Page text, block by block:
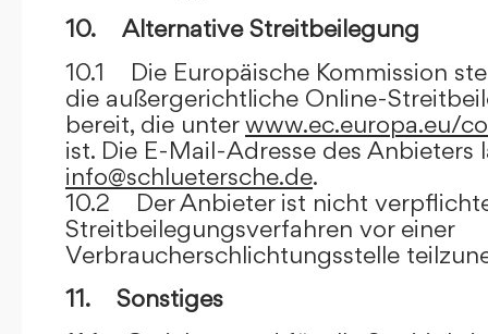
10. Alternative Streitbeilegung
10.1 Die Europäische Kommission
die außergerichtliche Online-
bereit, die unterwww.ec.europa.eu/
ist. Die E-Mail-Adresse des Anbieters
info@schluetersche.de.
10.2 Der Anbieter ist nicht
Streitbeilegungsverfahren vor einer
Verbraucherschlichtungsstelle
11. Sonstiges